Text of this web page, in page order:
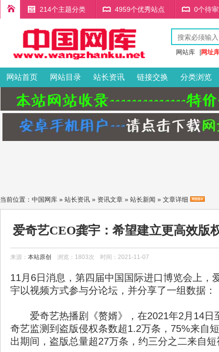
214个主题分类 4959个优秀站点 0个待
网站库 网址
网站首页 网站目录 站长资讯 链接交换 分类浏览
当前位置： 中国网库 » 站长资讯 » 资讯文章 » 站长新闻 » 文章详细
爱奇艺CEO龚宇：希望建立更高效版
击盗版
来源： 本站原创 浏览：1803次 时间：2021-11-07
11月6日消息，第四届中国国际进口博览会上，
宇以视频方式参与分论坛，并分享了一组数据：
爱奇艺热播剧《赘婿》，在2021年2月14日
奇艺监测到盗版侵权条数超1.2万条，75%来自
出期间，盗版总量超27万条，约三分之二来自